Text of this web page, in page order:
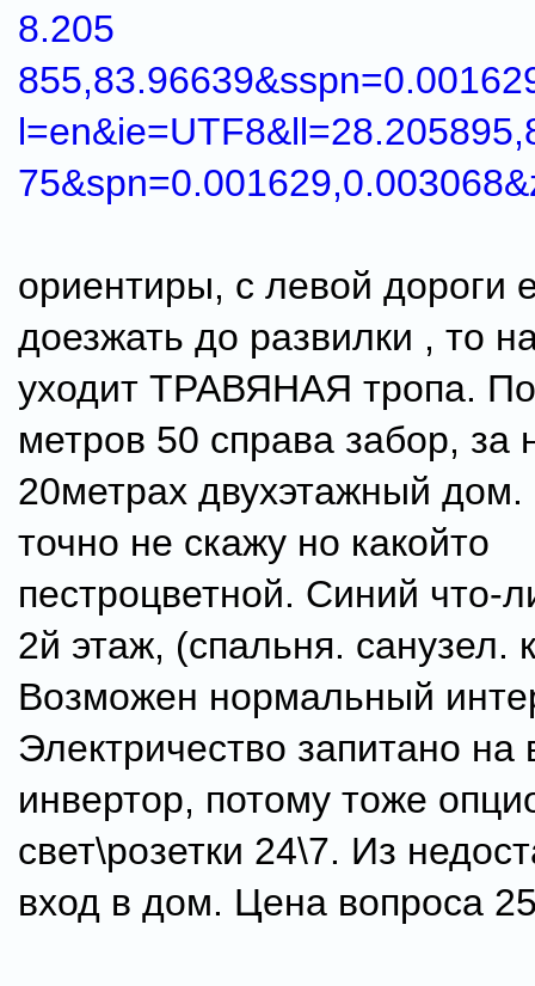
8.205
ориентиры, с левой дороги
доезжать до развилки , то
уходит ТРАВЯНАЯ тропа.
метров 50 справа забор, за
20метрах двухэтажный
точно не скажу но какойто
пестроцветной. Синий что-
2й этаж, (спальня. санузел.
Возможен нормальный
Электричество запитано на
инвертор, потому тоже
свет\розетки 24\7. Из
вход в дом. Цена вопроса